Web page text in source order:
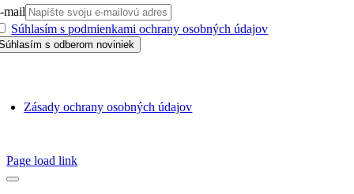
mail
Súhlasím s podmienkami ochrany osobných údajov
Zásady ochrany osobných údajov
Page load link